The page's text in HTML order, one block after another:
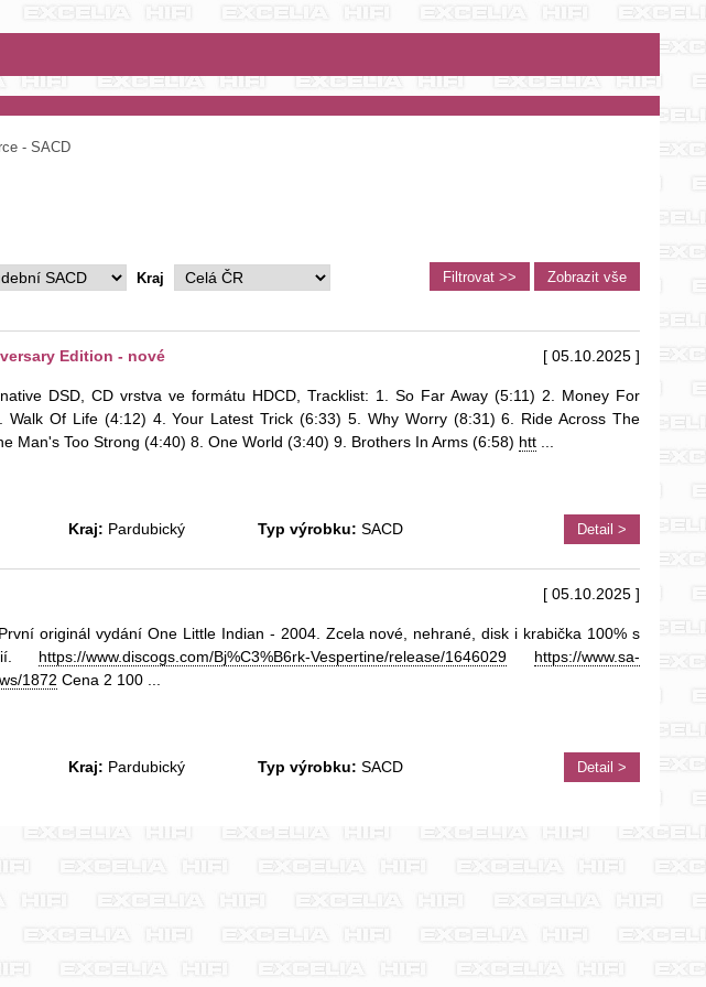
- SACD
Kraj
Edition - nové [ 05.10.2025 ]
DSD, CD vrstva ve formátu HDCD, Tracklist: 1. So Far Away (5:11) 2. Money For
Walk Of Life (4:12) 4. Your Latest Trick (6:33) 5. Why Worry (8:31) 6. Ride Across The
Man's Too Strong (4:40) 8. One World (3:40) 9. Brothers In Arms (6:58) htt ...
Kraj: Pardubický Typ výrobku: SACD Detail >
[ 05.10.2025 ]
originál vydání One Little Indian - 2004. Zcela nové, nehrané, disk i krabička 100% s
https://www.discogs.com/Bj%C3%B6rk-Vespertine/release/1646029
https://www.sa-
1872 Cena 2 100 ...
Kraj: Pardubický Typ výrobku: SACD Detail >